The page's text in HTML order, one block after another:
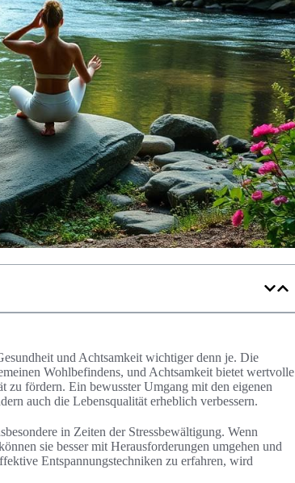
und Achtsamkeit wichtiger denn je. Die
Wohlbefindens, und Achtsamkeit bietet wertvolle
zu fördern. Ein bewusster Umgang mit den eigenen
auch die Lebensqualität erheblich verbessern.
in Zeiten der Stressbewältigung. Wenn
sie besser mit Herausforderungen umgehen und
Entspannungstechniken zu erfahren, wird